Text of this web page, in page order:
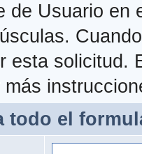
de Usuario en
esta solicitud.
todo el